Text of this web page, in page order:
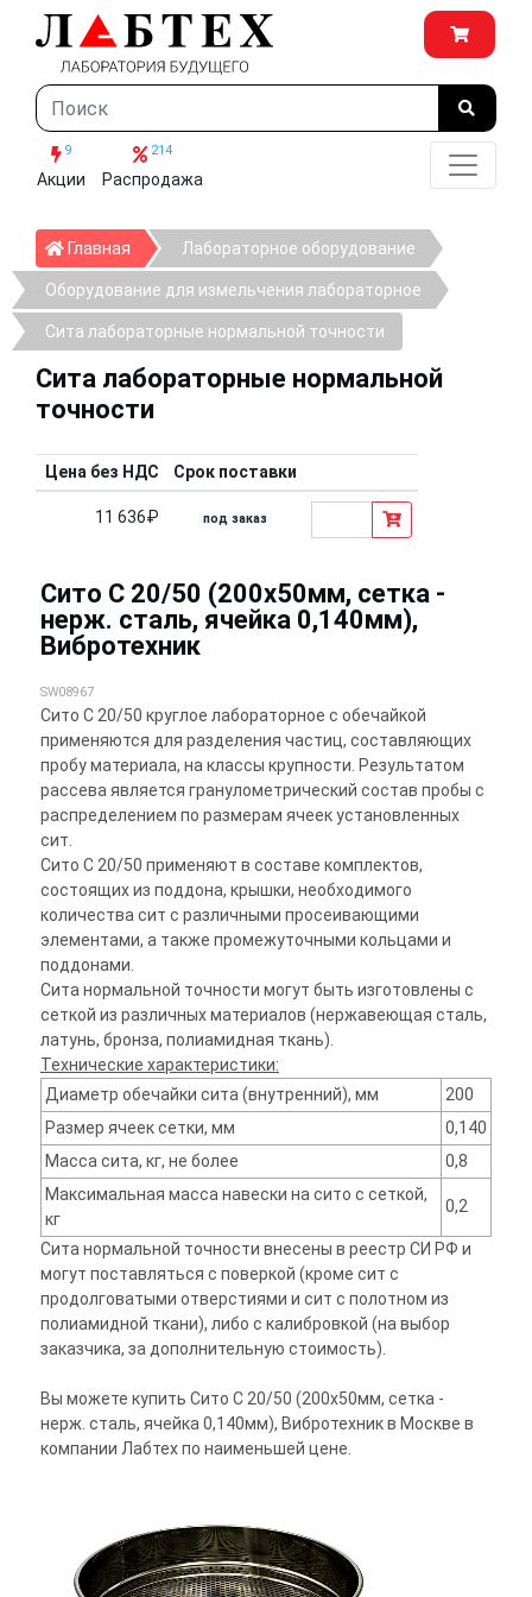
9
Акции
214
Распродажа
Главная ГлавнаяЛабораторное оборудование
Оборудование для измельчения лабораторное
Сита лабораторные нормальной точности
Сита лабораторные нормальной
точности
Цена без НДС Срок поставки
11 636₽ под заказ
Сито С 20/50 (200х50мм, сетка -
нерж. сталь, ячейка 0,140мм),
Вибротехник
SW08967
Сито С 20/50 круглое лабораторное с обечайкой
применяются для разделения частиц, составляющих
пробу материала, на классы крупности. Результатом
рассева является гранулометрический состав пробы с
распределением по размерам ячеек установленных
сит.
Сито С 20/50 применяют в составе комплектов,
состоящих из поддона, крышки, необходимого
количества сит с различными просеивающими
элементами, а также промежуточными кольцами и
поддонами.
Сита нормальной точности могут быть изготовлены с
сеткой из различных материалов (нержавеющая сталь,
латунь, бронза, полиамидная ткань).
Технические характеристики:
Диаметр обечайки сита (внутренний), мм
200
Размер ячеек сетки, мм
0,140
Масса сита, кг, не более
0,8
Максимальная масса навески на сито с сеткой,
кг
0,2
Сита нормальной точности внесены в реестр СИ РФ и
могут поставляться с поверкой (кроме сит с
продолговатыми отверстиями и сит с полотном из
полиамидной ткани), либо с калибровкой (на выбор
заказчика, за дополнительную стоимость).
Вы можете купить Сито С 20/50 (200х50мм, сетка -
нерж. сталь, ячейка 0,140мм), Вибротехник в Москве в
компании Лабтех по наименьшей цене.